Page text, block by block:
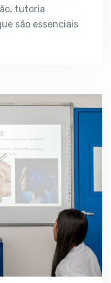
tutoria
são essenciais